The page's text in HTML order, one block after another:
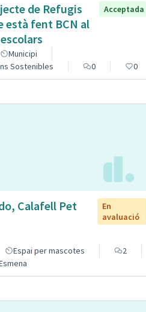
de Refugis
està fent BCN al
Acceptada
Municipi
Sostenibles
0 0
Calafell Pet
En
avaluació
Espai per mascotes
2